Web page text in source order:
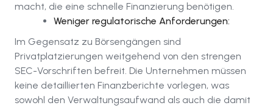
macht, die eine schnelle Finanzierung benötigen.
Weniger regulatorische Anforderungen:
Im Gegensatz zu Börsengängen sind
Privatplatzierungen weitgehend von den strengen
SEC-Vorschriften befreit. Die Unternehmen müssen
keine detaillierten Finanzberichte vorlegen, was
sowohl den Verwaltungsaufwand als auch die damit